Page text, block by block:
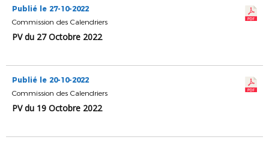
Publié le 27-10-2022
Commission des Calendriers
PV du 27 Octobre 2022
Publié le 20-10-2022
Commission des Calendriers
PV du 19 Octobre 2022